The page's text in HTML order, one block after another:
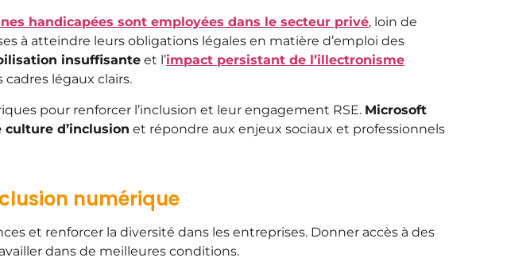
handicapées sont employées dans le secteur privé, loin de
à atteindre leurs obligations légales en matière d’emploi des
insuffisante et l’impact persistant de l’illectronisme
légaux clairs.
pour renforcer l’inclusion et leur engagement RSE. Microsoft
d’inclusion et répondre aux enjeux sociaux et professionnels
numérique
et renforcer la diversité dans les entreprises. Donner accès à des
dans de meilleures conditions.